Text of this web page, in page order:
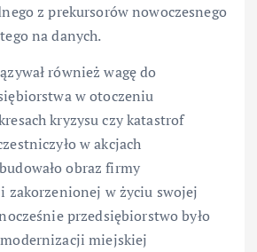
z prekursorów nowoczesnego
na danych.
również wagę do
w otoczeniu
kryzysu czy katastrof
w akcjach
obraz firmy
zakorzenionej w życiu swojej
przedsiębiorstwo było
miejskiej